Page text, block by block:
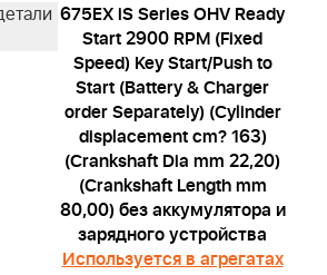
675EX iS Series OHV Ready
Start 2900 RPM (Fixed
Speed) Key Start/Push to
Start (Battery & Charger
order Separately) (Cylinder
displacement cm? 163)
(Crankshaft Dia mm 22,20)
(Crankshaft Length mm
80,00) без аккумулятора и
зарядного устройства
Используется в агрегатах